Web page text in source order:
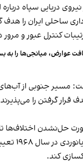
دریایی سپاه
هدف
عوارض، میانجی‌ها را به
مسیر جنوبی از
گرفتن را
حل‌نشدن اختلاف‌ها
به دلیل